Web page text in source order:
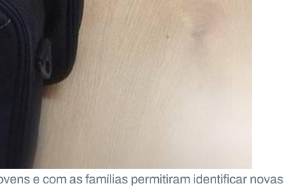
e com as famílias permitiram identificar novas